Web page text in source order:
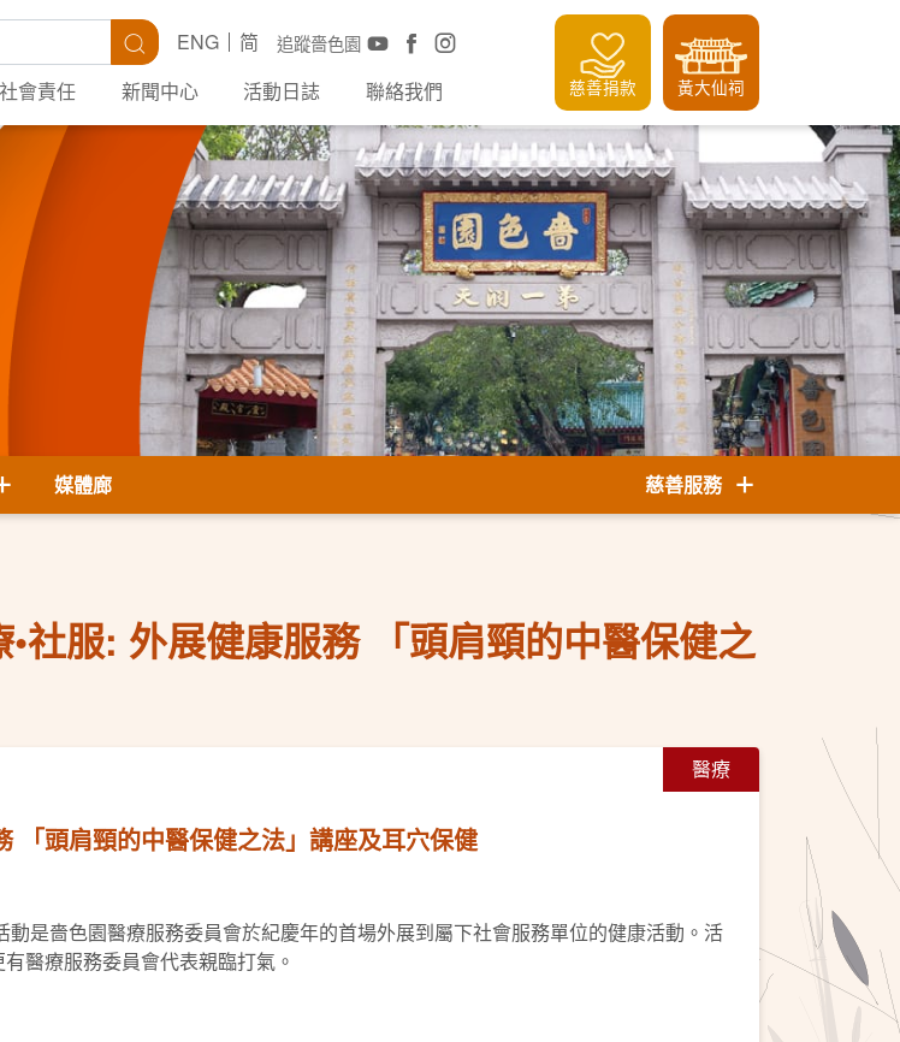
搜尋 追蹤嗇色園
ENG
简
社會責任 新聞中心 活動日誌 聯絡我們 慈善捐款 黃大仙祠
媒體廊 慈善服務
社服: 外展健康服務 「頭肩頸的中醫保健之
醫療
「頭肩頸的中醫保健之法」講座及耳穴保健
是嗇色園醫療服務委員會於紀慶年的首場外展到屬下社會服務單位的健康活動。活
醫療服務委員會代表親臨打氣。